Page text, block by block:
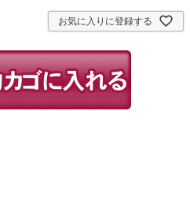
お気に入りに登録する